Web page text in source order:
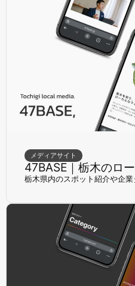
メディアサイト
47BASE｜栃木のロ
栃木県内のスポット紹介や企